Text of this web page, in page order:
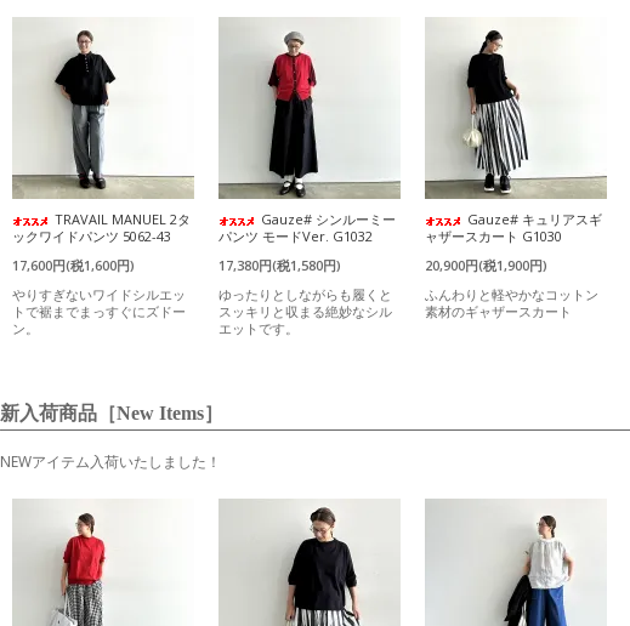
TRAVAIL MANUEL 2タ
ックワイドパンツ 5062-43
17,600円(税1,600円)
やりすぎないワイドシルエッ
トで裾までまっすぐにズドー
ン。
Gauze# シンルーミー
パンツ モードVer. G1032
17,380円(税1,580円)
ゆったりとしながらも履くと
スッキリと収まる絶妙なシル
エットです。
Gauze# キュリアスギ
ャザースカート G1030
20,900円(税1,900円)
ふんわりと軽やかなコットン
素材のギャザースカート
新入荷商品［New Items］
NEWアイテム入荷いたしました！